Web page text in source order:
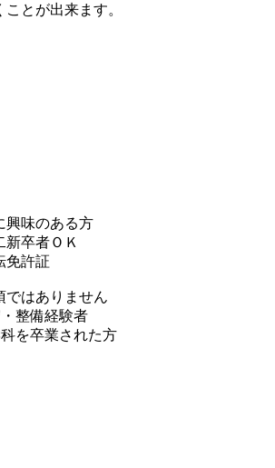
とが出来ます。
味のある方
卒者ＯＫ
免許証
ではありません
・整備経験者
を卒業された方